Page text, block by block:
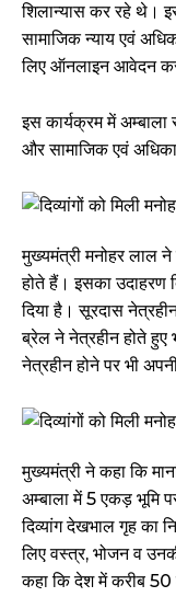
शिलान्यास कर रहे थे।
सामाजिक न्याय एवं
लिए ऑनलाइन आवेदन
इस कार्यक्रम में अम्बाला
और सामाजिक एवं
मुख्यमंत्री मनोहर लाल ने
होते हैं। इसका उदाहरण
दिया है। सूरदास
ब्रेल ने नेत्रहीन होते हुए
नेत्रहीन होने पर भी
मुख्यमंत्री ने कहा कि
अम्बाला में 5 एकड़ भूमि
दिव्यांग देखभाल गृह का
लिए वस्त्र, भोजन व
कहा कि देश में करीब 50